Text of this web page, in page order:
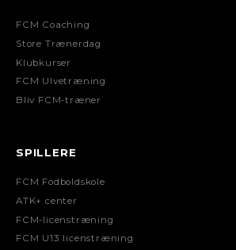
FCM Coaching
Store Trænerdag
Klubkurser
FCM Ulvetræning
Bliv FCM-træner
SPILLERE
FCM Fodboldskole
ATK+ center
FCM-licenstræning
FCM U13 licenstræning